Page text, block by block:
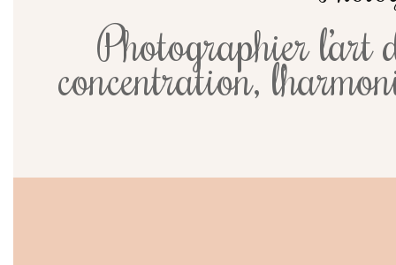
Photographier
concentration,